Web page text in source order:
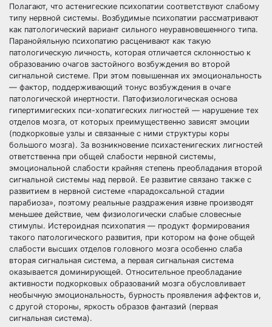
Полагают, что астенигеские психопатии соответствуют слабому
типу нервной системы. Возбудимые психопатии рассматривают
как патологический вариант сильного неуравновешенного типа.
Паранойяльную психопатию расценивают как такую
патологическую личность, которая отличается склонностью к
образованию очагов застойного возбуждения во второй
сигнальной системе. При этом повышенная их эмоциональность
— фактор, поддерживающий тонус возбуждения в очаге
патологической инертности. Патофизиологическая основа
гипертимигеских пси-хопатигеских лигностей — нарушение тех
отделов мозга, от которых преимущественно зависят эмоции
(подкорковые узлы и связанные с ними структуры коры
большого мозга). За возникновение психастенигеских лигностей
ответственна при общей слабости нервной системы,
эмоциональной слабости крайняя степень преобладания второй
сигнальной системы над первой. Ее развитие связано также с
развитием в нервной системе «парадоксальной стадии
парабиоза», поэтому реальные раздражения извне производят
меньшее действие, чем физиологически слабые словесные
стимулы. Истероидная психопатия — продукт формирования
такого патологического развития, при котором на фоне общей
слабости высших отделов головного мозга особенно слаба
вторая сигнальная система, а первая сигнальная система
оказывается доминирующей. Относительное преобладание
активности подкорковых образований мозга обусловливает
необычную эмоциональность, бурность проявления аффектов и,
с другой стороны, яркость образов фантазий (первая
сигнальная система).